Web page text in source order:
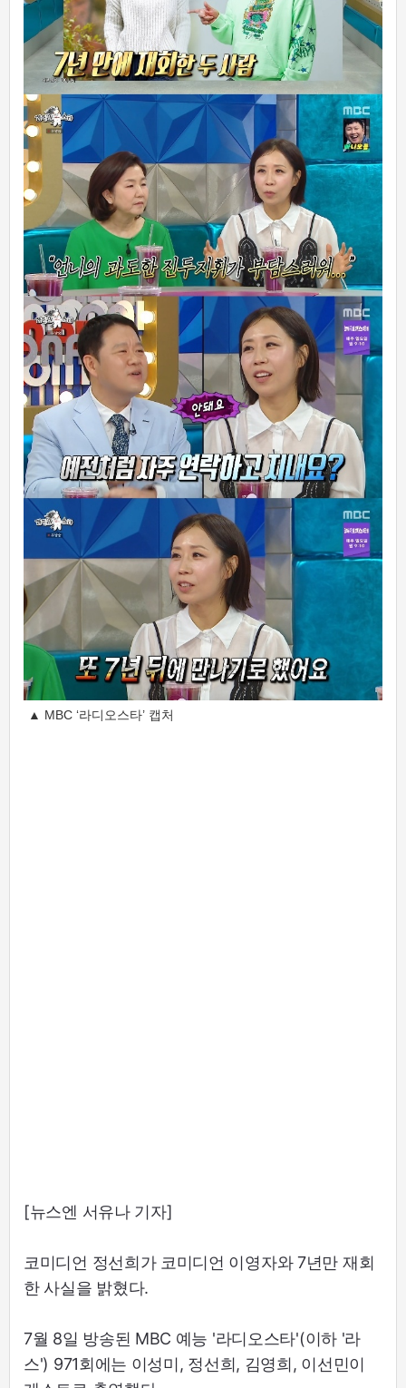
▲ MBC ‘라디오스타’ 캡처
[뉴스엔 서유나 기자]
코미디언 정선희가 코미디언 이영자와 7년만 재회
한 사실을 밝혔다.
7월 8일 방송된 MBC 예능 '라디오스타'(이하 '라
스') 971회에는 이성미, 정선희, 김영희, 이선민이